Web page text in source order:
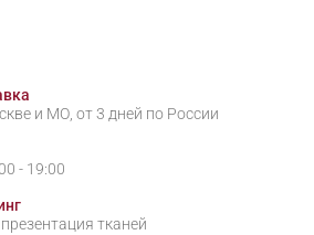
и МО, от 3 дней по России
- 19:00
тканей